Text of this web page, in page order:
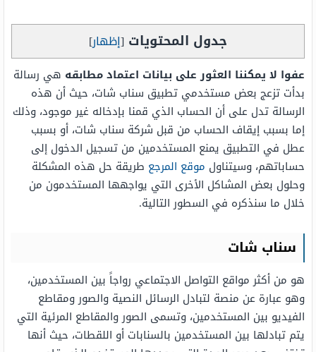
جدول المحتويات [إظهار]
عفوا لا يمكننا العثور على بيانات اعتماد مطابقه هي رسالة
بدأت تزعج بعض مستخدمي تطبيق سناب شات، حيث أن هذه
الرسالة تدل على أن الحساب الذي قمنا بإدخاله غير موجود، وذلك
إما بسبب إيقاف الحساب من قبل شركة سناب شات، أو بسبب
عطل في التطبيق يمنع المستخدمين من تسجيل الدخول إلى
حساباتهم، وسيتناول موقع المرجع طريقة حل هذه المشكلة
وحلول بعض المشاكل الأخرى التي يواجهها المستخدمون من
خلال ما سنذكره في السطور التالية.
سناب شات
هو من أكثر مواقع التواصل الاجتماعي رواجاً بين المستخدمين،
وهو عبارة عن منصة لتبادل الرسائل النصية والصور ومقاطع
الفيديو بين المستخدمين، وتسمى الصور والمقاطع المرئية التي
يتم تبادلها بين المستخدمين بالسنابات أو اللقطات، حيث أنها